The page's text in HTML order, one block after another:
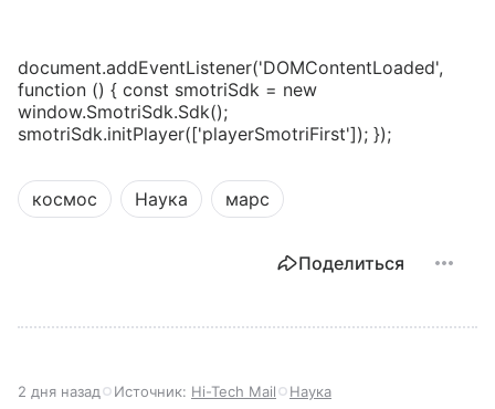
document.addEventListener('DOMContentLoaded',
function () { const smotriSdk = new
window.SmotriSdk.Sdk();
smotriSdk.initPlayer(['playerSmotriFirst']); });
космос Наука марс
Поделиться
2 дня назад Источник: Hi-Tech Mail Наука